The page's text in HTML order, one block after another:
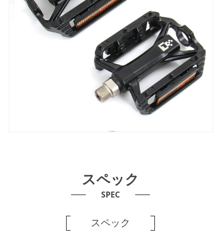
スペック
SPEC
スペック